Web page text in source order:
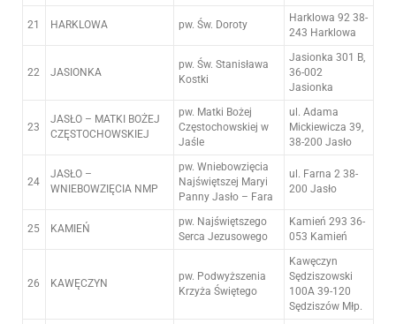
21 HARKLOWA pw. Św. Doroty
Harklowa 92 38-
243 Harklowa
22 JASIONKA
pw. Św. Stanisława
Kostki
Jasionka 301 B,
36-002
Jasionka
23
JASŁO – MATKI BOŻEJ
CZĘSTOCHOWSKIEJ
pw. Matki Bożej
Częstochowskiej w
Jaśle
ul. Adama
Mickiewicza 39,
38-200 Jasło
24
JASŁO –
WNIEBOWZIĘCIA NMP
pw. Wniebowzięcia
Najświętszej Maryi
Panny Jasło – Fara
ul. Farna 2 38-
200 Jasło
25 KAMIEŃ
pw. Najświętszego
Serca Jezusowego
Kamień 293 36-
053 Kamień
26 KAWĘCZYN
pw. Podwyższenia
Krzyża Świętego
Kawęczyn
Sędziszowski
100A 39-120
Sędziszów Młp.